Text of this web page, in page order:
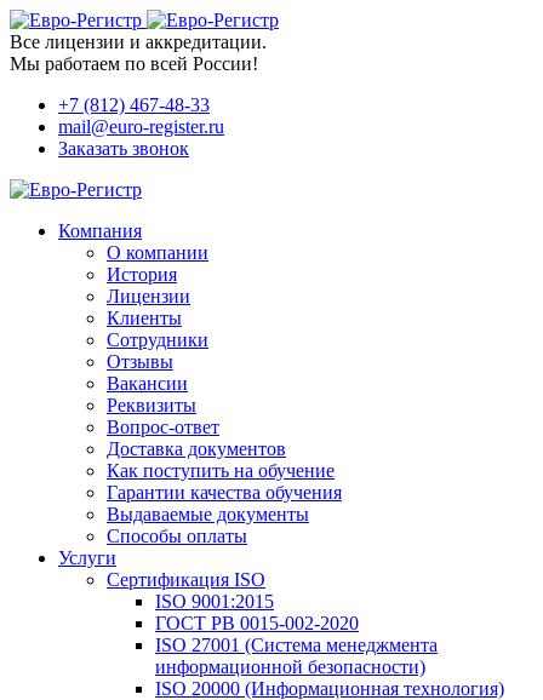
Все лицензии и аккредитации.
Мы работаем по всей России!
+7 (812) 467-48-33
mail@euro-register.ru
Заказать звонок
Компания
О компании
История
Лицензии
Клиенты
Сотрудники
Отзывы
Вакансии
Реквизиты
Вопрос-ответ
Доставка документов
Как поступить на обучение
Гарантии качества обучения
Выдаваемые документы
Способы оплаты
Услуги
Сертификация ISO
ISO 9001:2015
ГОСТ РВ 0015-002-2020
ISO 27001 (Система менеджмента
информационной безопасности)
ISO 20000 (Информационная технология)